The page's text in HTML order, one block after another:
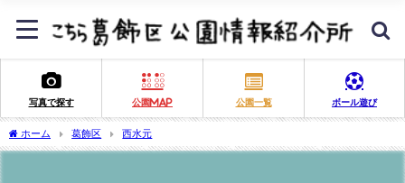
写真で探す 公園MAP 公園一覧 ボール遊び
ホーム 葛飾区 西水元